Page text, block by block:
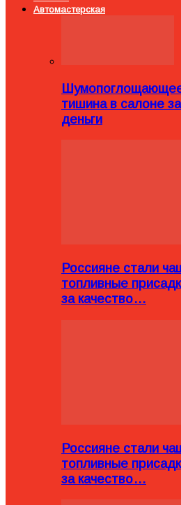
Автомастерская
тишина в салоне
деньги
Россияне стали
топливные
за качество…
Россияне стали
топливные
за качество…